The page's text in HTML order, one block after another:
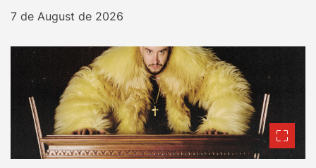
7 de August de 2026